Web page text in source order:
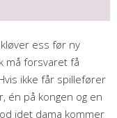
ess før ny
må forsvaret få
ikke får spillefører
én på kongen og en
idet dama kommer